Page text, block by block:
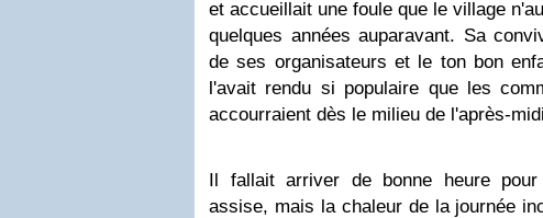
et accueillait une foule que le village
quelques années auparavant. Sa
de ses organisateurs et le ton bon
l'avait rendu si populaire que les
accourraient dès le milieu de l'après-
Il fallait arriver de bonne heure
assise, mais la chaleur de la journée